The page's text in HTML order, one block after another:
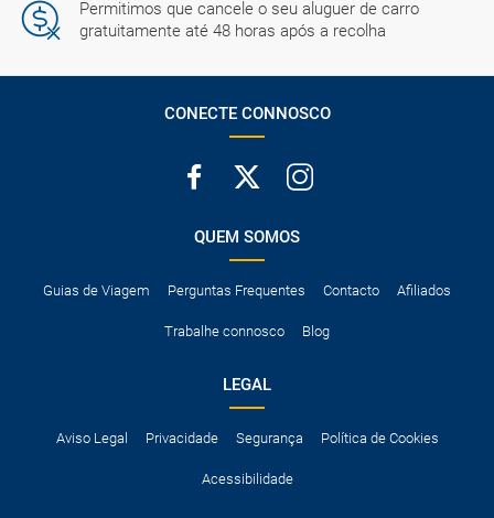
Permitimos que cancele o seu aluguer de carro
gratuitamente até 48 horas após a recolha
CONECTE CONNOSCO
QUEM SOMOS
Guias de Viagem Perguntas Frequentes Contacto Afiliados
Trabalhe connosco Blog
LEGAL
Aviso Legal Privacidade Segurança Política de Cookies
Acessibilidade